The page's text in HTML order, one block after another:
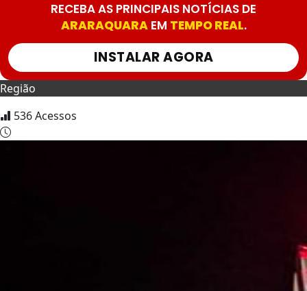
RECEBA AS PRINCIPAIS NOTÍCIAS DE
ARARAQUARAEM TEMPO REAL.
INSTALAR AGORA
Região
536Acessos